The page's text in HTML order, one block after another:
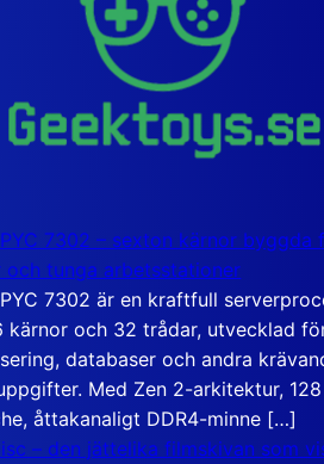
7302 – sexton kärnor byggda
och tunga arbetsstationer
7302 är en kraftfull
kärnor och 32 trådar, utvecklad
databaser och andra
Med Zen 2-arkitektur,
åttakanaligt DDR4-minne […]
– den jättelika filmskivan som